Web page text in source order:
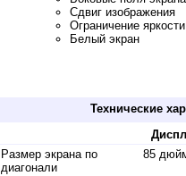
Сдвиг изображения
Ограничение яркости
Белый экран
Технические
Размер экрана по
диагонали
85